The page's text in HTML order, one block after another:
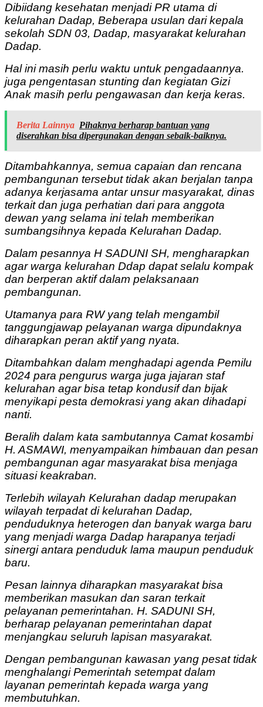
Dibiidang kesehatan menjadi PR utama di
kelurahan Dadap, Beberapa usulan dari kepala
sekolah SDN 03, Dadap, masyarakat kelurahan
Dadap.
Hal ini masih perlu waktu untuk pengadaannya.
juga pengentasan stunting dan kegiatan Gizi
Anak masih perlu pengawasan dan kerja keras.
Berita Lainnya Pihaknya berharap bantuan yang
diserahkan bisa dipergunakan dengan sebaik-baiknya.
Ditambahkannya, semua capaian dan rencana
pembangunan tersebut tidak akan berjalan tanpa
adanya kerjasama antar unsur masyarakat, dinas
terkait dan juga perhatian dari para anggota
dewan yang selama ini telah memberikan
sumbangsihnya kepada Kelurahan Dadap.
Dalam pesannya H SADUNI SH, mengharapkan
agar warga kelurahan Ddap dapat selalu kompak
dan berperan aktif dalam pelaksanaan
pembangunan.
Utamanya para RW yang telah mengambil
tanggungjawap pelayanan warga dipundaknya
diharapkan peran aktif yang nyata.
Ditambahkan dalam menghadapi agenda Pemilu
2024 para pengurus warga juga jajaran staf
kelurahan agar bisa tetap kondusif dan bijak
menyikapi pesta demokrasi yang akan dihadapi
nanti.
Beralih dalam kata sambutannya Camat kosambi
H. ASMAWI, menyampaikan himbauan dan pesan
pembangunan agar masyarakat bisa menjaga
situasi keakraban.
Terlebih wilayah Kelurahan dadap merupakan
wilayah terpadat di kelurahan Dadap,
penduduknya heterogen dan banyak warga baru
yang menjadi warga Dadap harapanya terjadi
sinergi antara penduduk lama maupun penduduk
baru.
Pesan lainnya diharapkan masyarakat bisa
memberikan masukan dan saran terkait
pelayanan pemerintahan. H. SADUNI SH,
berharap pelayanan pemerintahan dapat
menjangkau seluruh lapisan masyarakat.
Dengan pembangunan kawasan yang pesat tidak
menghalangi Pemerintah setempat dalam
layanan pemerintah kepada warga yang
membutuhkan.